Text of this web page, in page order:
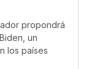
propondrá
un
los países